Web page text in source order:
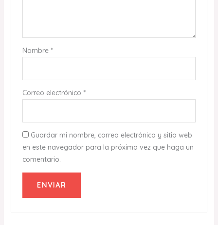
Nombre *
Correo electrónico *
Guardar mi nombre, correo electrónico y sitio web
en este navegador para la próxima vez que haga un
comentario.